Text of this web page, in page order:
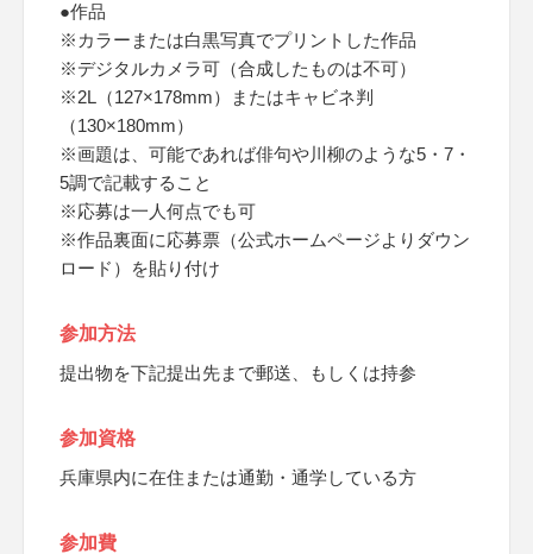
●作品
※カラーまたは白黒写真でプリントした作品
※デジタルカメラ可（合成したものは不可）
※2L（127×178mm）またはキャビネ判
（130×180mm）
※画題は、可能であれば俳句や川柳のような5・7・
5調で記載すること
※応募は一人何点でも可
※作品裏面に応募票（公式ホームページよりダウン
ロード）を貼り付け
参加方法
提出物を下記提出先まで郵送、もしくは持参
参加資格
兵庫県内に在住または通勤・通学している方
参加費